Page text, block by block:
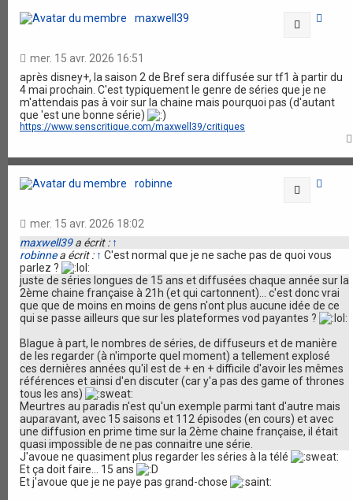
maxwell39 Citation
mer. 15 avr. 2026 16:51
après disney+, la saison 2 de Bref sera diffusée sur tf1 à partir du
4 mai prochain. C'est typiquement le genre de séries que je ne
m'attendais pas à voir sur la chaine mais pourquoi pas (d'autant
que 'est une bonne série)
https://www.senscritique.com/maxwell39/critiques
robinne Citation
mer. 15 avr. 2026 18:02
maxwell39a écrit : ↑
robinnea écrit : ↑ C'est normal que je ne sache pas de quoi vous
parlez ?
juste de séries longues de 15 ans et diffusées chaque année sur la
2ème chaine française à 21h (et qui cartonnent)... c'est donc vrai
que que de moins en moins de gens n'ont plus aucune idée de ce
qui se passe ailleurs que sur les plateformes vod payantes ?
Blague à part, le nombres de séries, de diffuseurs et de manière
de les regarder (à n'importe quel moment) a tellement explosé
ces dernières années qu'il est de + en + difficile d'avoir les mêmes
références et ainsi d'en discuter (car y'a pas des game of thrones
tous les ans)
Meurtres au paradis n'est qu'un exemple parmi tant d'autre mais
auparavant, avec 15 saisons et 112 épisodes (en cours) et avec
une diffusion en prime time sur la 2ème chaine française, il était
quasi impossible de ne pas connaitre une série.
J'avoue ne quasiment plus regarder les séries à la télé
Et ça doit faire... 15 ans
Et j'avoue que je ne paye pas grand-chose